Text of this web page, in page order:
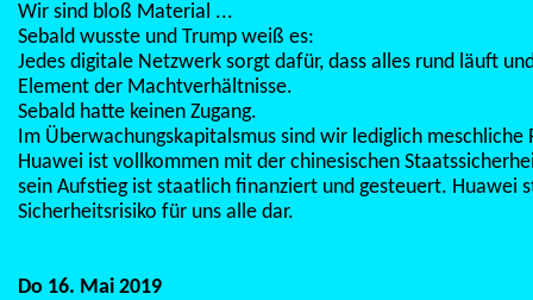
Wir sind bloß Material ...
Sebald wusste und Trump weiß es:
Jedes digitale Netzwerk sorgt dafür, dass alles rund läuft
Element der Machtverhältnisse.
Sebald hatte keinen Zugang.
Im Überwachungskapitalsmus sind wir lediglich meschliche
Huawei ist vollkommen mit der chinesischen
sein Aufstieg ist staatlich finanziert und gesteuert. Huawei
Sicherheitsrisiko für uns alle dar.
Do 16. Mai 2019